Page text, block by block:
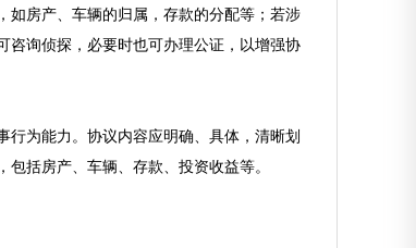
如房产、车辆的归属，存款的分配等；若涉
咨询侦探，必要时也可办理公证，以增强协
为能力。协议内容应明确、具体，清晰划
括房产、车辆、存款、投资收益等。